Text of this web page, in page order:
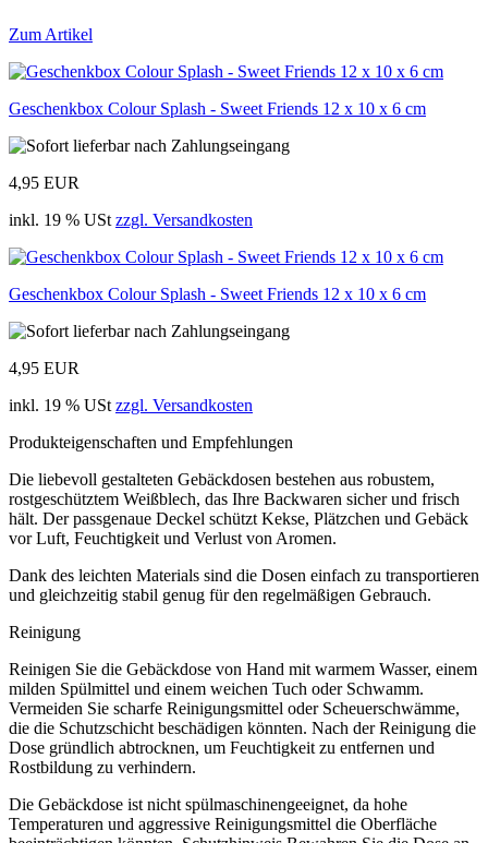
Zum Artikel
Geschenkbox Colour Splash - Sweet Friends 12 x 10 x 6 cm
4,95 EUR
inkl. 19 % USt zzgl. Versandkosten
Geschenkbox Colour Splash - Sweet Friends 12 x 10 x 6 cm
4,95 EUR
inkl. 19 % USt zzgl. Versandkosten
Produkteigenschaften und Empfehlungen
Die liebevoll gestalteten Gebäckdosen bestehen aus robustem,
rostgeschütztem Weißblech, das Ihre Backwaren sicher und frisch
hält. Der passgenaue Deckel schützt Kekse, Plätzchen und Gebäck
vor Luft, Feuchtigkeit und Verlust von Aromen.
Dank des leichten Materials sind die Dosen einfach zu transportieren
und gleichzeitig stabil genug für den regelmäßigen Gebrauch.
Reinigung
Reinigen Sie die Gebäckdose von Hand mit warmem Wasser, einem
milden Spülmittel und einem weichen Tuch oder Schwamm.
Vermeiden Sie scharfe Reinigungsmittel oder Scheuerschwämme,
die die Schutzschicht beschädigen könnten. Nach der Reinigung die
Dose gründlich abtrocknen, um Feuchtigkeit zu entfernen und
Rostbildung zu verhindern.
Die Gebäckdose ist nicht spülmaschinengeeignet, da hohe
Temperaturen und aggressive Reinigungsmittel die Oberfläche